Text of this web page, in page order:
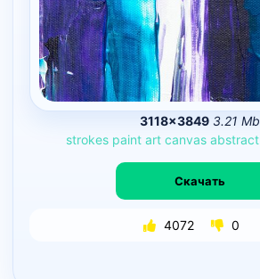
3118×3849 3.21 Mb
strokes paint art canvas abstract
Скачать
4072 0